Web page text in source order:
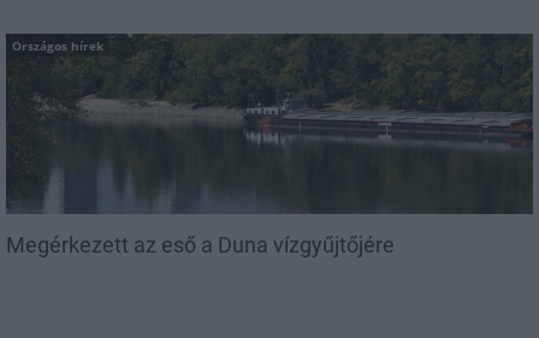
Országos hírek
Megérkezett az eső a Duna vízgyűjtőjére